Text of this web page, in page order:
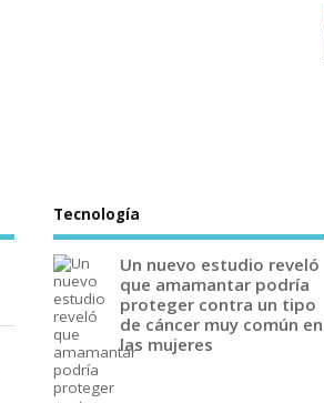
Tecnología
Un nuevo estudio reveló
que amamantar podría
proteger contra un tipo
de cáncer muy común en
las mujeres